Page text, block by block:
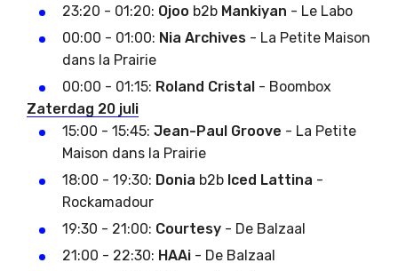
23:20 - 01:20: Ojoo b2b Mankiyan - Le Labo
00:00 - 01:00: Nia Archives - La Petite Maison
dans la Prairie
00:00 - 01:15: Roland Cristal - Boombox
Zaterdag 20 juli
15:00 - 15:45: Jean-Paul Groove - La Petite
Maison dans la Prairie
18:00 - 19:30: Donia b2b Iced Lattina -
Rockamadour
19:30 - 21:00: Courtesy - De Balzaal
21:00 - 22:30: HAAi - De Balzaal